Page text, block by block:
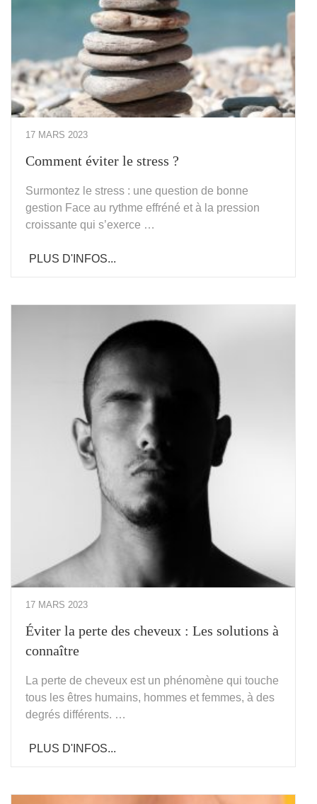
17 MARS 2023
Comment éviter le stress ?
Surmontez le stress : une question de bonne
gestion Face au rythme effréné et à la pression
croissante qui s’exerce …
PLUS D'INFOS...
17 MARS 2023
Éviter la perte des cheveux : Les solutions à
connaître
La perte de cheveux est un phénomène qui touche
tous les êtres humains, hommes et femmes, à des
degrés différents. …
PLUS D'INFOS...